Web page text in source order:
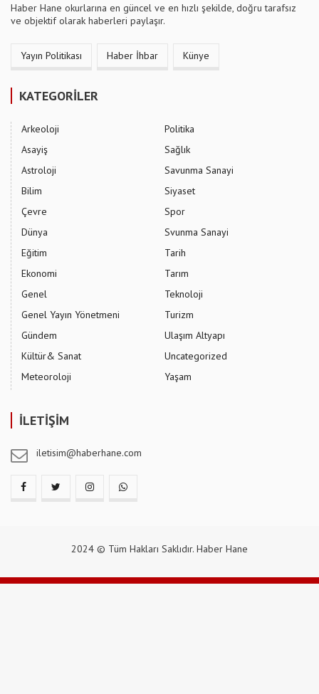
Haber Hane okurlarına en güncel ve en hızlı şekilde, doğru tarafsız
ve objektif olarak haberleri paylaşır.
Yayın Politikası Haber İhbar Künye
KATEGORİLER
Arkeoloji
Asayiş
Astroloji
Bilim
Çevre
Dünya
Eğitim
Ekonomi
Genel
Genel Yayın Yönetmeni
Gündem
Kültür& Sanat
Meteoroloji
Politika
Sağlık
Savunma Sanayi
Siyaset
Spor
Svunma Sanayi
Tarih
Tarım
Teknoloji
Turizm
Ulaşım Altyapı
Uncategorized
Yaşam
İLETİŞİM
iletisim@haberhane.com
2024 © Tüm Hakları Saklıdır. Haber Hane